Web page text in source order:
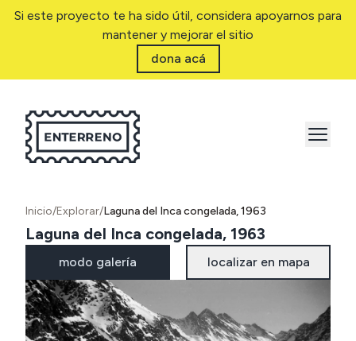
Si este proyecto te ha sido útil, considera apoyarnos para
mantener y mejorar el sitio
dona acá
Inicio/Explorar/Laguna del Inca congelada, 1963
Laguna del Inca congelada, 1963
modo galería localizar en mapa